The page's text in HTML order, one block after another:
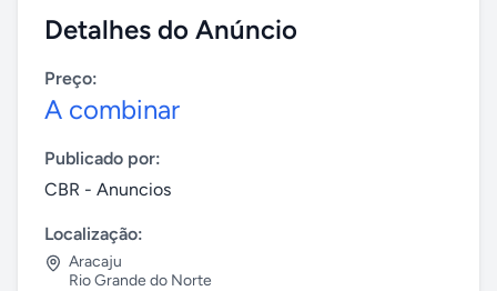
Detalhes do Anúncio
Preço:
A combinar
Publicado por:
CBR - Anuncios
Localização:
Aracaju
Rio Grande do Norte